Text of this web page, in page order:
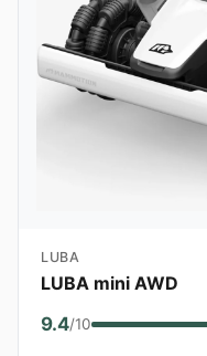
LUBA
LUBA mini AWD
9.4/10